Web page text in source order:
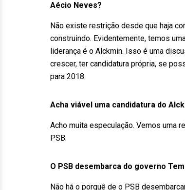
Aécio Neves?
Não existe restrição desde que haja
construindo. Evidentemente, temos
liderança é o Alckmin. Isso é uma
crescer, ter candidatura própria, se
para 2018.
Acha viável uma candidatura do
Acho muita especulação. Vemos uma
PSB.
O PSB desembarca do governo
Não há o porquê de o PSB